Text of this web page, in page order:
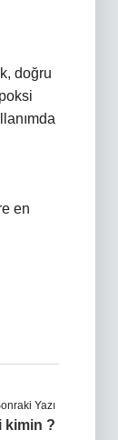
doğru
en
Yazı
kimin ?